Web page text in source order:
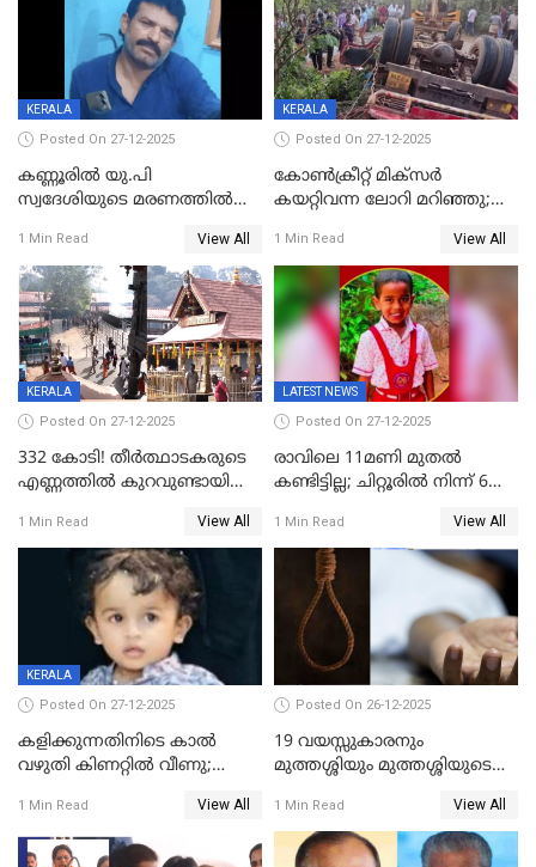
ചൊവ്വന്നൂരിലും നടപടി
KERALA
Posted On 27-12-2025
കണ്ണൂരിൽ യു.പി
സ്വദേശിയുടെ മരണത്തിൽ
കേസ്; തർക്കമുണ്ടായത്
ഫേഷ്യലിന് 300 രൂപ
ആവശ്യപ്പെട്ടതിനെച്ചൊല്ലി
1 Min Read View All
KERALA
Posted On 27-12-2025
കോണ്‍ക്രീറ്റ് മിക്‌സര്‍
കയറ്റിവന്ന ലോറി മറിഞ്ഞു;
അപകടം കണ്ണൂരിൽ
1 Min Read View All
KERALA
Posted On 27-12-2025
332 കോടി! തീർത്ഥാടകരുടെ
എണ്ണത്തിൽ കുറവുണ്ടായിട്ടും
കുതിച്ചുയരുന്നു
1 Min Read View All
LATEST NEWS
Posted On 27-12-2025
രാവിലെ 11മണി മുതൽ
കണ്ടിട്ടില്ല; ചിറ്റൂരിൽ നിന്ന് 6
1 Min Read View All
KERALA
Posted On 27-12-2025
കളിക്കുന്നതിനിടെ കാൽ
വഴുതി കിണറ്റിൽ വീണു;
ദാരുണാന്ത്യം
1 Min Read View All
Posted On 26-12-2025
19 വയസ്സുകാരനും
മുത്തശ്ശിയും മുത്തശ്ശിയുടെ
മരിച്ചനിലയിൽ
1 Min Read View All